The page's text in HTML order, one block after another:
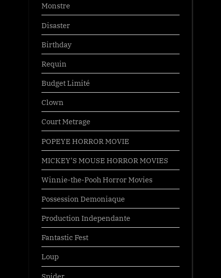
Monstre
Disaster
Birthday
Requin
Budget Limité
Clown
Court Metrage
POPEYE HORROR MOVIE
MICKEY’S MOUSE HORROR MOVIES
Winnie-the-Pooh Horror Movies
Possession Demoniaque
Production Independante
Fantastic Fest
Loup
Spider